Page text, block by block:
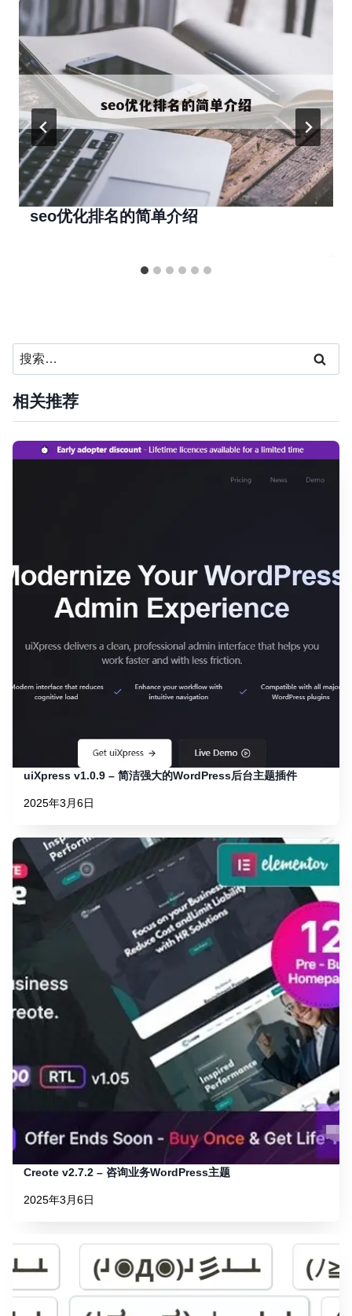
seo优化排名的简单介绍
搜
索：
相关推荐
uiXpress v1.0.9 – 简洁强大的WordPress后台主题插件
2025年3月6日
Creote v2.7.2 – 咨询业务WordPress主题
2025年3月6日